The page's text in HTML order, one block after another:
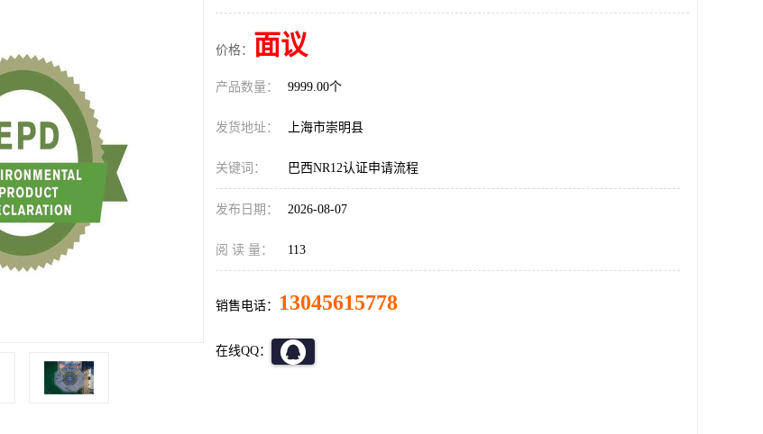
价格： 面议
产品数量： 9999.00个
发货地址： 上海市崇明县
关键词： 巴西NR12认证申请流程
发布日期： 2026-08-07
阅 读 量： 113
销售电话： 13045615778
在线QQ：